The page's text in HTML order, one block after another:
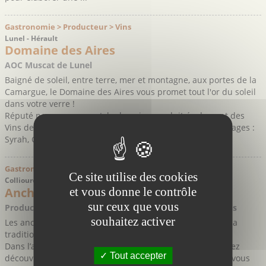
Gastronomie > Producteur > Vins
Lunel - Hérault
Domaine des Aires
AOC Muscat de Lunel
Baigné de soleil, entre terre, mer et montagne, aux portes de la
Camargue, le Domaine des Aires vous promet tout l'or du soleil
dans votre verre !
Réputé pour son muscat, le domaine produit également des
Vins de Pays (IGP) : rouge et rosé issus des différents cépages :
Syrah, Grenache et Merlot.
Gastronomie > Producteur > Produits de la mer
Collioure - Pyrénées-Orientales
Anchois Roque
Producteurs d’anchois artisanaux depuis plus de 100 ans
Les anchois Roque, une histoire de famille qui perpétue la
tradition du salage des anchois depuis 1870.
Dans l’ancien atelier, situé au dessus de la boutique, venez
découvrir les gestes traditionnels des "anchoïeuses" qui vous
Ce site utilise des cookies
et vous donne le contrôle
sur ceux que vous
souhaitez activer
Tout accepter